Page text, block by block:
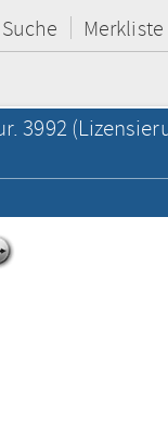
Suche Merkliste
3992